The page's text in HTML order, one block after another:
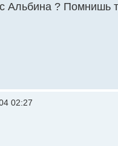
Альбина ?
02:27